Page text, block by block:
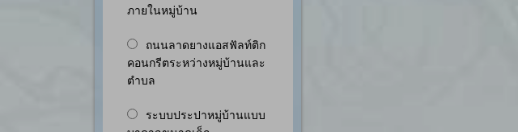
ภายในหมู่บ้าน
ถนนลาดยางแอสฟัลท์ติก
คอนกรีตระหว่างหมู่บ้านและ
ตำบล
ระบบประปาหมู่บ้านแบบ